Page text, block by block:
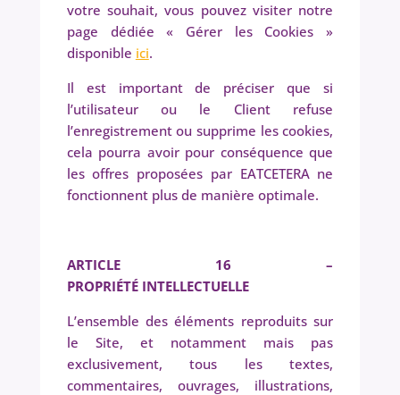
votre souhait, vous pouvez visiter notre
page dédiée « Gérer les Cookies »
disponible ici.
Il est important de préciser que si
l’utilisateur ou le Client refuse
l’enregistrement ou supprime les cookies,
cela pourra avoir pour conséquence que
les offres proposées par EATCETERA ne
fonctionnent plus de manière optimale.
ARTICLE 16 –
PROPRIÉTÉ INTELLECTUELLE
L’ensemble des éléments reproduits sur
le Site, et notamment mais pas
exclusivement, tous les textes,
commentaires, ouvrages, illustrations,